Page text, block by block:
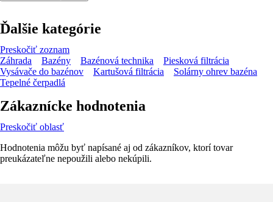
Ďalšie kategórie
Preskočiť zoznam
Záhrada
Bazény Bazénová technika
Piesková filtrácia
Vysávače do bazénov
Kartušová filtrácia
Solárny ohrev bazéna
Tepelné čerpadlá
Zákaznícke hodnotenia
Preskočiť oblasť
Hodnotenia môžu byť napísané aj od zákazníkov, ktorí tovar
preukázateľne nepoužili alebo nekúpili.